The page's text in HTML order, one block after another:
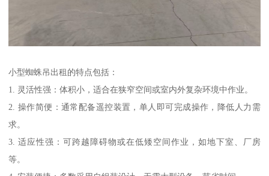
小型蜘蛛吊出租的特点包括：
1. 灵活性强：体积小，适合在狭窄空间或室内外复杂环境中作业。
2. 操作简便：通常配备遥控装置，单人即可完成操作，降低人力需
求。
3. 适应性强：可跨越障碍物或在低矮空间作业，如地下室、厂房
等。